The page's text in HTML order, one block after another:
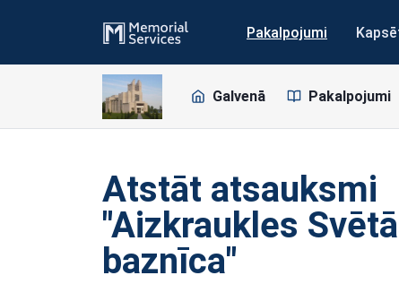
Pakalpojumi
Galvenā Pakalpojumi
Atstāt atsauksmi
"Aizkraukles
baznīca"